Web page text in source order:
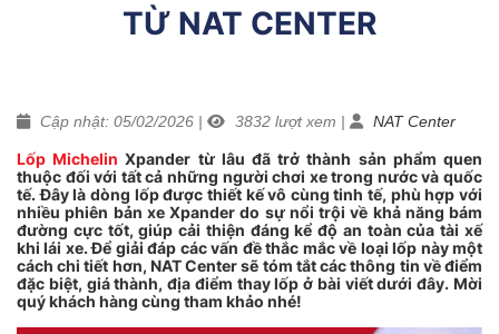
TỪ NAT CENTER
Cập nhật: 05/02/2026 | 3832 lượt xem | NAT Center
Lốp Michelin Xpander từ lâu đã trở thành sản phẩm quen
thuộc đối với tất cả những người chơi xe trong nước và quốc
tế. Đây là dòng lốp được thiết kế vô cùng tinh tế, phù hợp với
nhiều phiên bản xe Xpander do sự nổi trội về khả năng bám
đường cực tốt, giúp cải thiện đáng kể độ an toàn của tài xế
khi lái xe. Để giải đáp các vấn đề thắc mắc về loại lốp này một
cách chi tiết hơn, NAT Center sẽ tóm tắt các thông tin về điểm
đặc biệt, giá thành, địa điểm thay lốp ở bài viết dưới đây. Mời
quý khách hàng cùng tham khảo nhé!